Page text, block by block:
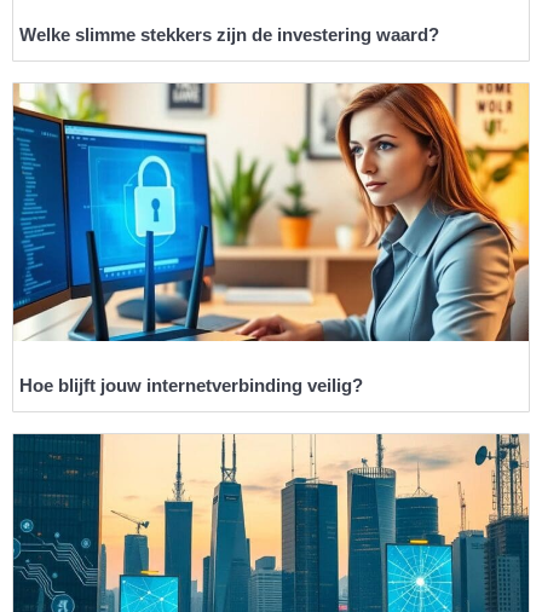
Welke slimme stekkers zijn de investering waard?
Hoe blijft jouw internetverbinding veilig?